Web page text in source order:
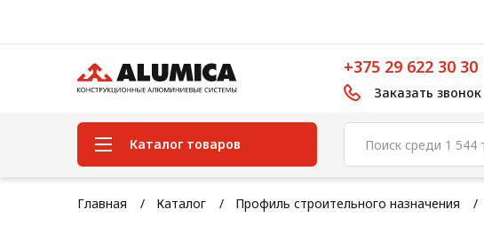
+375 29 622 30 30
Заказать звонок
Каталог товаров
Система конструкционного
Главная Каталог Профиль строительного назначения